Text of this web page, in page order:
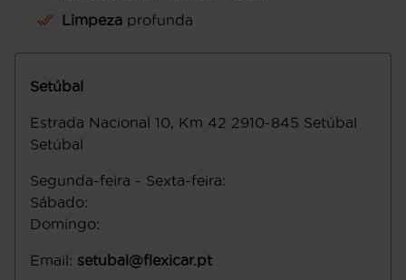
Limpeza profunda
Setúbal
Estrada Nacional 10, Km 42 2910-845 Setúbal
Setúbal
Segunda-feira - Sexta-feira:
Sábado:
Domingo:
Email: setubal@flexicar.pt